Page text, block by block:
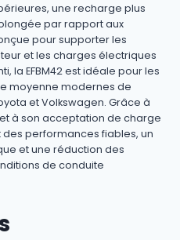
une recharge plus
par rapport aux
pour supporter les
et les charges électriques
la EFBM42 est idéale pour les
moyenne modernes de
et Volkswagen. Grâce à
à son acceptation de charge
performances fiables, un
et une réduction des
de conduite